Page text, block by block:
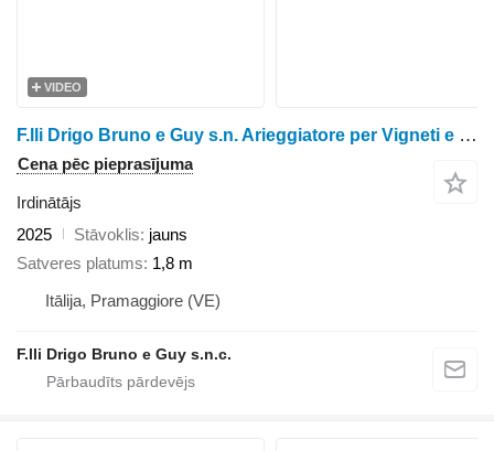
VIDEO
F.lli Drigo Bruno e Guy s.n. Arieggiatore per Vigneti e Frutteti
Cena pēc pieprasījuma
Irdinātājs
2025
Stāvoklis jauns
Satveres platums 1,8 m
Itālija, Pramaggiore (VE)
F.lli Drigo Bruno e Guy s.n.c.